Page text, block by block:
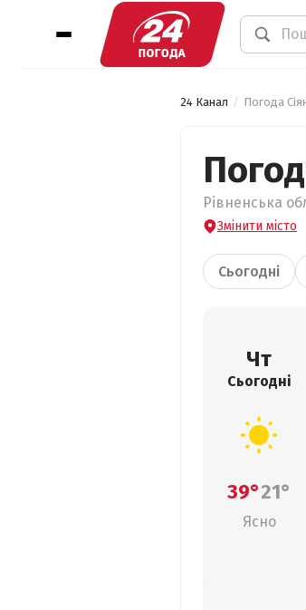
24 Канал Погода
Рівненська
Змінити місто
Сьогодні
Чт
Сьогодні
39°21°
Ясно